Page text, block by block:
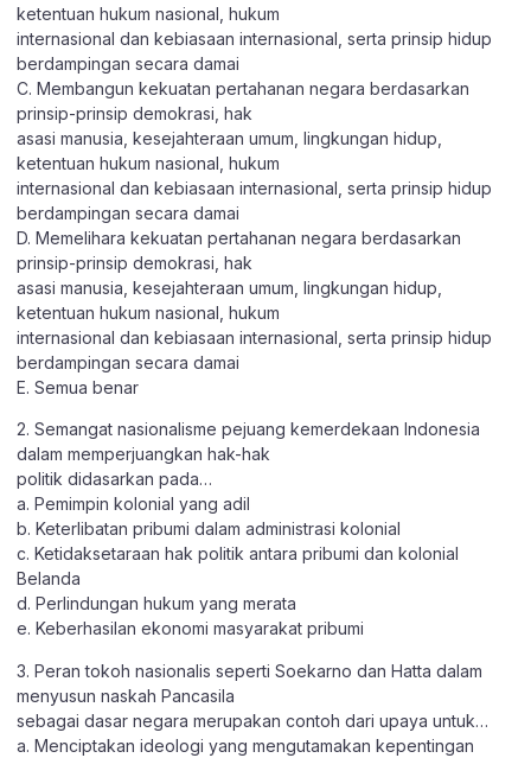
ketentuan hukum nasional, hukum
internasional dan kebiasaan internasional, serta prinsip hidup
berdampingan secara damai
C. Membangun kekuatan pertahanan negara berdasarkan
prinsip-prinsip demokrasi, hak
asasi manusia, kesejahteraan umum, lingkungan hidup,
ketentuan hukum nasional, hukum
internasional dan kebiasaan internasional, serta prinsip hidup
berdampingan secara damai
D. Memelihara kekuatan pertahanan negara berdasarkan
prinsip-prinsip demokrasi, hak
asasi manusia, kesejahteraan umum, lingkungan hidup,
ketentuan hukum nasional, hukum
internasional dan kebiasaan internasional, serta prinsip hidup
berdampingan secara damai
E. Semua benar
2. Semangat nasionalisme pejuang kemerdekaan Indonesia
dalam memperjuangkan hak-hak
politik didasarkan pada…
a. Pemimpin kolonial yang adil
b. Keterlibatan pribumi dalam administrasi kolonial
c. Ketidaksetaraan hak politik antara pribumi dan kolonial
Belanda
d. Perlindungan hukum yang merata
e. Keberhasilan ekonomi masyarakat pribumi
3. Peran tokoh nasionalis seperti Soekarno dan Hatta dalam
menyusun naskah Pancasila
sebagai dasar negara merupakan contoh dari upaya untuk…
a. Menciptakan ideologi yang mengutamakan kepentingan